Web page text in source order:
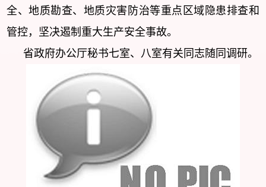
全、地质勘查、地质灾害防治等重点区域隐患排查和
管控，坚决遏制重大生产安全事故。
省政府办公厅秘书七室、八室有关同志随同调研。